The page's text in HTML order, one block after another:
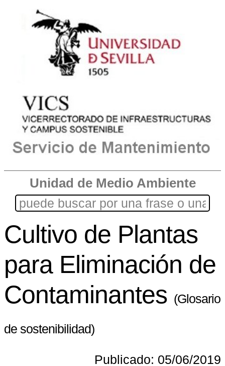
Unidad de Medio Ambiente
Cultivo de Plantas
para Eliminación de
Contaminantes (Glosario
de sostenibilidad)
Publicado: 05/06/2019